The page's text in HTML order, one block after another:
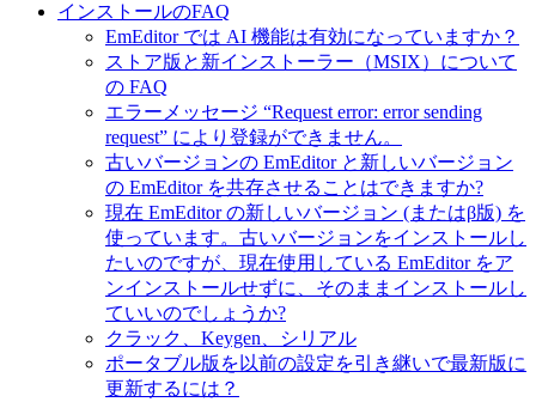
インストールのFAQ
EmEditor では AI 機能は有効になっていますか？
ストア版と新インストーラー（MSIX）について
の FAQ
エラーメッセージ “Request error: error sending
request” により登録ができません。
古いバージョンの EmEditor と新しいバージョン
の EmEditor を共存させることはできますか?
現在 EmEditor の新しいバージョン (またはβ版) を
使っています。古いバージョンをインストールし
たいのですが、現在使用している EmEditor をア
ンインストールせずに、そのままインストールし
ていいのでしょうか?
クラック、Keygen、シリアル
ポータブル版を以前の設定を引き継いで最新版に
更新するには？